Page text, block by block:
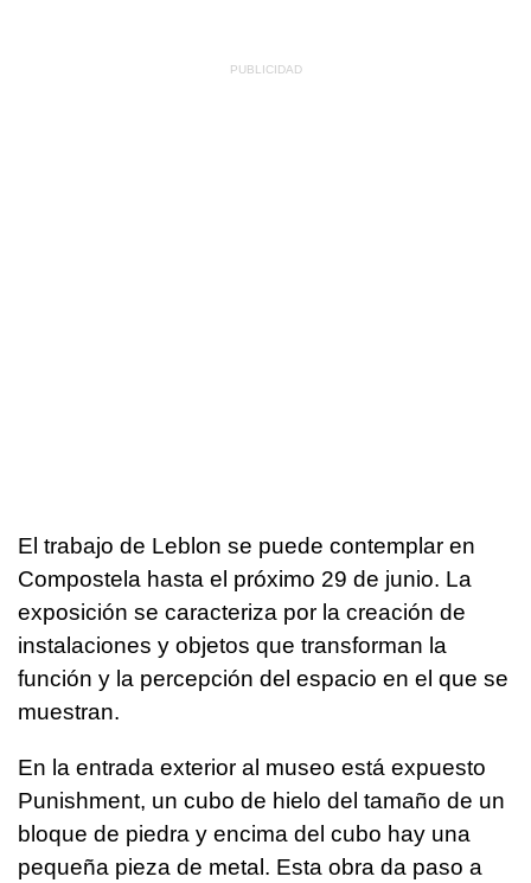
El trabajo de Leblon se puede contemplar en
Compostela hasta el próximo 29 de junio. La
exposición se caracteriza por la creación de
instalaciones y objetos que transforman la
función y la percepción del espacio en el que se
muestran.
En la entrada exterior al museo está expuesto
Punishment, un cubo de hielo del tamaño de un
bloque de piedra y encima del cubo hay una
pequeña pieza de metal. Esta obra da paso a